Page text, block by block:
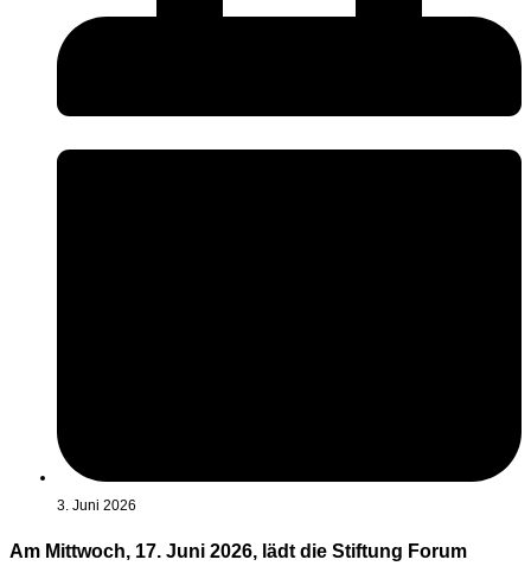
3. Juni 2026
Am Mittwoch, 17. Juni 2026, lädt die Stiftung Forum